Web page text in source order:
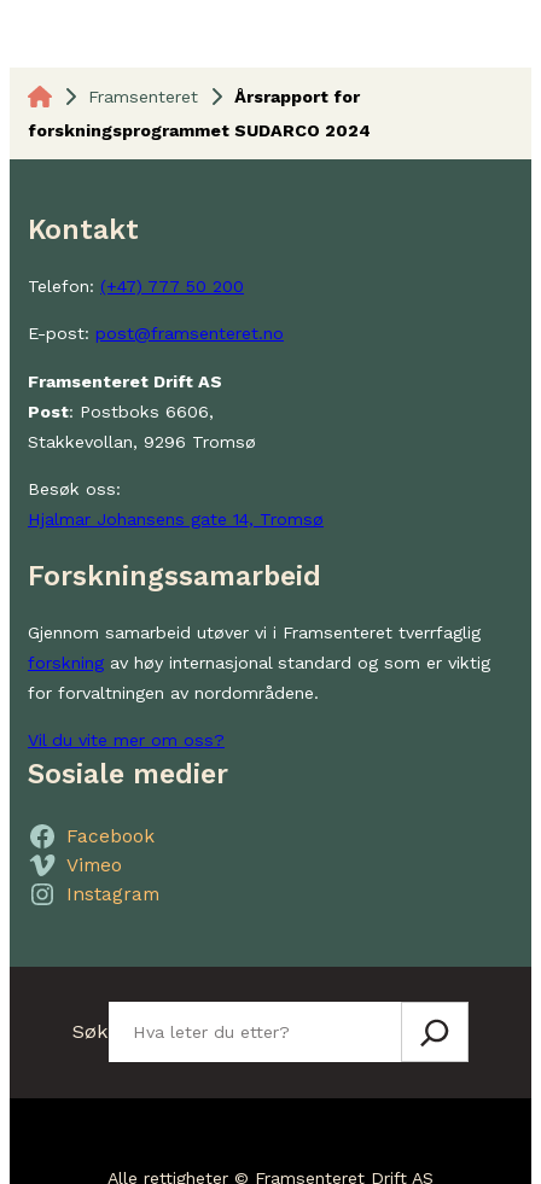
Framsenteret
Årsrapport for
forskningsprogrammet SUDARCO 2024
Kontakt
Telefon: (+47) 777 50 200
E-post: post@framsenteret.no
Framsenteret Drift AS
Post: Postboks 6606,
Stakkevollan, 9296 Tromsø
Besøk oss:
Hjalmar Johansens gate 14, Tromsø
Forskningssamarbeid
Gjennom samarbeid utøver vi i Framsenteret tverrfaglig
forskning av høy internasjonal standard og som er viktig
for forvaltningen av nordområdene.
Vil du vite mer om oss?
Sosiale medier
Facebook
Vimeo
Instagram
Søk
Alle rettigheter © Framsenteret Drift AS